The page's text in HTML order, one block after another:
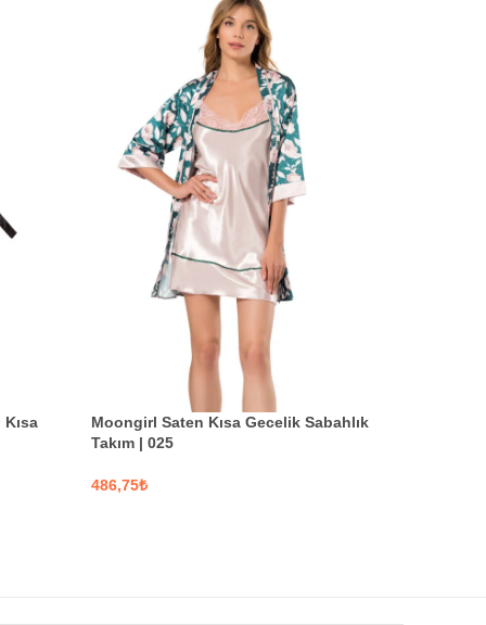
Moongirl Saten Kısa Gecelik Sabahlık
Takım | 025
₺